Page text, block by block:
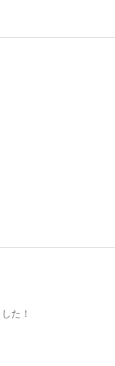
た！